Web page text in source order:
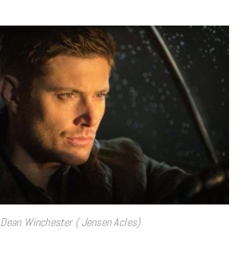
Dean Winchester ( Jensen Acles)